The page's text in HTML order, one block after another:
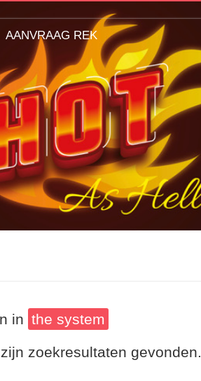
in the system
zoekresultaten gevonden.
AANVRAAG REK